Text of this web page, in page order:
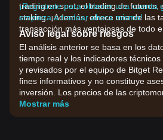
trading en spot, el trading de futuros,
staking. ¡Además, ofrece una de las
transacción más ventajosas de todo
¡Regístrate para obtener una cuenta
empieza a tradear ahora mismo!
Aviso legal sobre riesgos
El análisis anterior se basa en los
tiempo real y los indicadores
y revisados por el equipo de Bitget
fines informativos y no constituye
inversión. Los precios de las
volátiles. Toma tus decisiones de
tolerancia al riesgo.
Mostrar más